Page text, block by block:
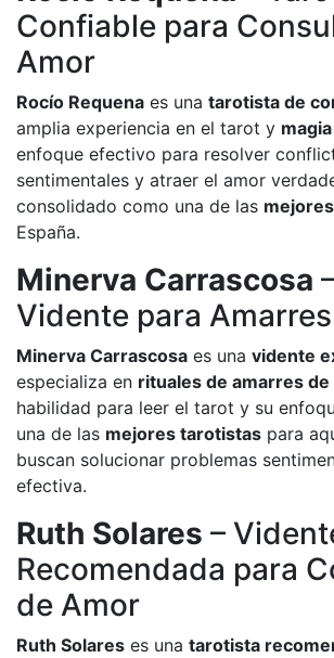
Confiable para
Amor
Rocío Requena es una tarotista de
amplia experiencia en el tarot y
enfoque efectivo para resolver
sentimentales y atraer el amor
consolidado como una de las
España.
Minerva Carrascosa
Vidente para
Minerva Carrascosa es una vidente
especializa en rituales de amarres de
habilidad para leer el tarot y su
una de las mejores tarotistas para
buscan solucionar problemas
efectiva.
Ruth Solares –
Recomendada para
de Amor
Ruth Solares es una tarotista